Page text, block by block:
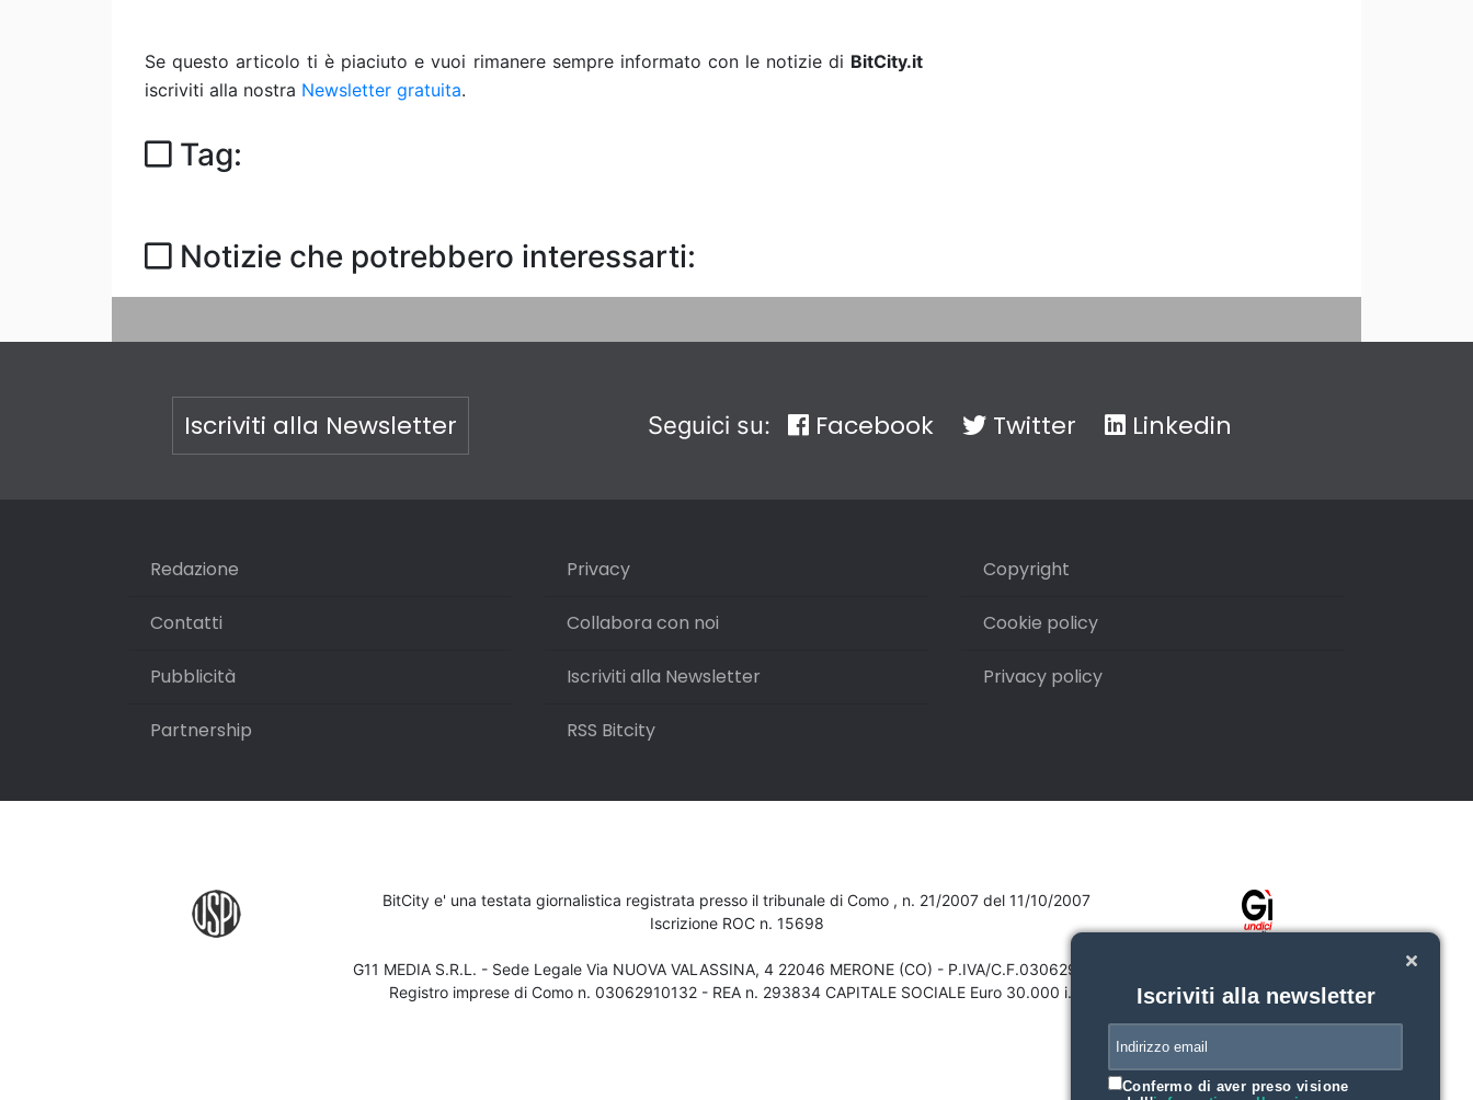
Se questo articolo ti è piaciuto e vuoi rimanere sempre informato con le notizie di BitCity.it
iscriviti alla nostra Newsletter gratuita.
Tag:
Notizie che potrebbero interessarti:
Iscriviti alla Newsletter Seguici su: Facebook Twitter Linkedin
Redazione
Contatti
Pubblicità
Partnership
Privacy
Collabora con noi
Iscriviti alla Newsletter
RSS Bitcity
Copyright
Cookie policy
Privacy policy
BitCity e' una testata giornalistica registrata presso il tribunale di Como , n. 21/2007 del 11/10/2007
Iscrizione ROC n. 15698
G11 MEDIA S.R.L. - Sede Legale Via NUOVA VALASSINA, 4 22046 MERONE (CO) - P.IVA/C.F.03062910132
Registro imprese di Como n. 03062910132 - REA n. 293834 CAPITALE SOCIALE Euro 30.000 i.v.
Iscriviti alla newsletter
Confermo di aver preso visione